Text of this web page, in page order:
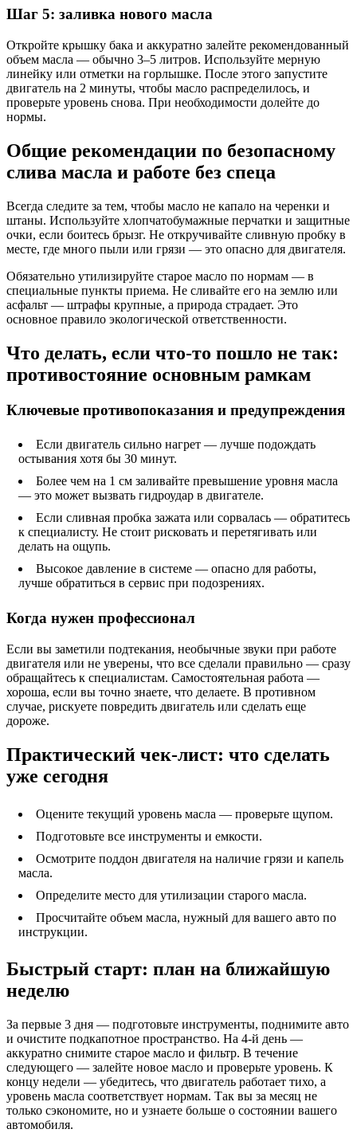
Шаг 5: заливка нового масла
Откройте крышку бака и аккуратно залейте рекомендованный
объем масла — обычно 3–5 литров. Используйте мерную
линейку или отметки на горлышке. После этого запустите
двигатель на 2 минуты, чтобы масло распределилось, и
проверьте уровень снова. При необходимости долейте до
нормы.
Общие рекомендации по безопасному
слива масла и работе без спеца
Всегда следите за тем, чтобы масло не капало на черенки и
штаны. Используйте хлопчатобумажные перчатки и защитные
очки, если боитесь брызг. Не откручивайте сливную пробку в
месте, где много пыли или грязи — это опасно для двигателя.
Обязательно утилизируйте старое масло по нормам — в
специальные пункты приема. Не сливайте его на землю или
асфальт — штрафы крупные, а природа страдает. Это
основное правило экологической ответственности.
Что делать, если что-то пошло не так:
противостояние основным рамкам
Ключевые противопоказания и предупреждения
Если двигатель сильно нагрет — лучше подождать
остывания хотя бы 30 минут.
Более чем на 1 см заливайте превышение уровня масла
— это может вызвать гидроудар в двигателе.
Если сливная пробка зажата или сорвалась — обратитесь
к специалисту. Не стоит рисковать и перетягивать или
делать на ощупь.
Высокое давление в системе — опасно для работы,
лучше обратиться в сервис при подозрениях.
Когда нужен профессионал
Если вы заметили подтекания, необычные звуки при работе
двигателя или не уверены, что все сделали правильно — сразу
обращайтесь к специалистам. Самостоятельная работа —
хороша, если вы точно знаете, что делаете. В противном
случае, рискуете повредить двигатель или сделать еще
дороже.
Практический чек-лист: что сделать
уже сегодня
Оцените текущий уровень масла — проверьте щупом.
Подготовьте все инструменты и емкости.
Осмотрите поддон двигателя на наличие грязи и капель
масла.
Определите место для утилизации старого масла.
Просчитайте объем масла, нужный для вашего авто по
инструкции.
Быстрый старт: план на ближайшую
неделю
За первые 3 дня — подготовьте инструменты, поднимите авто
и очистите подкапотное пространство. На 4-й день —
аккуратно снимите старое масло и фильтр. В течение
следующего — залейте новое масло и проверьте уровень. К
концу недели — убедитесь, что двигатель работает тихо, а
уровень масла соответствует нормам. Так вы за месяц не
только сэкономите, но и узнаете больше о состоянии вашего
автомобиля.